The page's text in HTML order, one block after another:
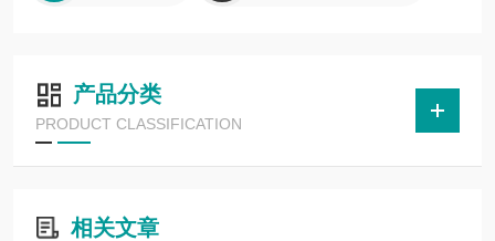
产品分类
PRODUCT CLASSIFICATION
相关文章